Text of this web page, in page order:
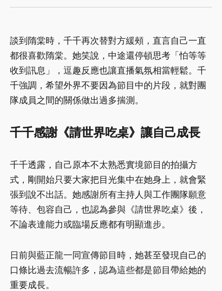
談到隋棠時，千千再次替對方緩頰，直言自己一直
都很喜歡隋棠。她笑說，中途還停頓思考「怕等等
收到訊息」，逗趣反應也讓直播氣氛相當輕鬆。千
千強調，希望外界不要因為節目中的片段，就對團
隊成員之間的關係做出過多揣測。
千千感謝《請世界吃桌》讓自己成長
千千透露，自己原本不太熟悉實境節目的拍攝方
式，剛開始只要大家把目光集中在她身上，就會緊
張到說不出話。她感謝所有主持人與工作團隊願意
等待、包容自己，也認為參與《請世界吃桌》後，
不論表達能力或臨場反應都有明顯進步。
日前與藍正龍一同宣傳節目時，她甚至發現自己的
口條比過去流暢許多，認為這些都是節目帶給她的
重要成長。